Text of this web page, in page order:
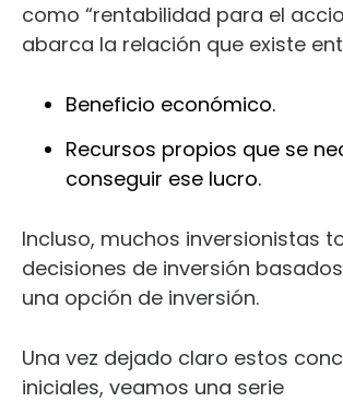
como “rentabilidad para el
abarca la relación que existe
Beneficio económico.
Recursos propios que se
conseguir ese lucro.
Incluso, muchos inversionistas
decisiones de inversión basados
una opción de inversión.
Una vez dejado claro estos
iniciales, veamos una serie